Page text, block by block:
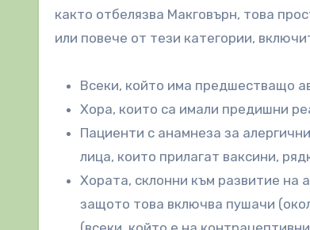
както отбелязва Макговърн, това
или повече от тези категории,
Всеки, който има предшестващо
Хора, които са имали предишни
Пациенти с анамнеза за
лица, които прилагат ваксини,
Хората, склонни към развитие на
защото това включва пушачи